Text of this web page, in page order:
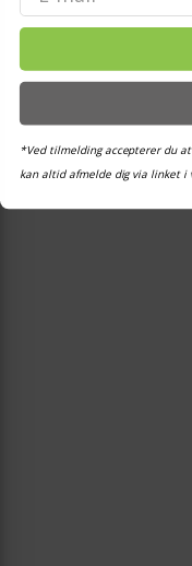
*Ved tilmelding accepterer du
kan altid afmelde dig via linket